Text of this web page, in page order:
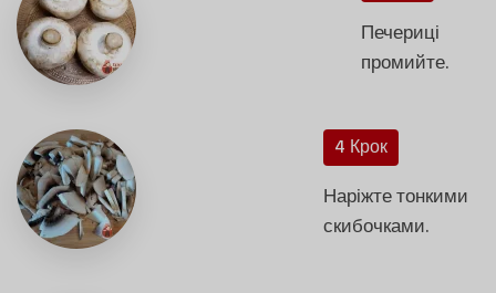
Печериці
промийте.
4 Крок
Наріжте тонкими
скибочками.